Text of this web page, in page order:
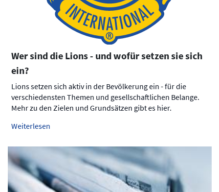
Wer sind die Lions - und wofür setzen sie sich
ein?
Lions setzen sich aktiv in der Bevölkerung ein - für die
verschiedensten Themen und gesellschaftlichen Belange.
Mehr zu den Zielen und Grundsätzen gibt es hier.
Weiterlesen